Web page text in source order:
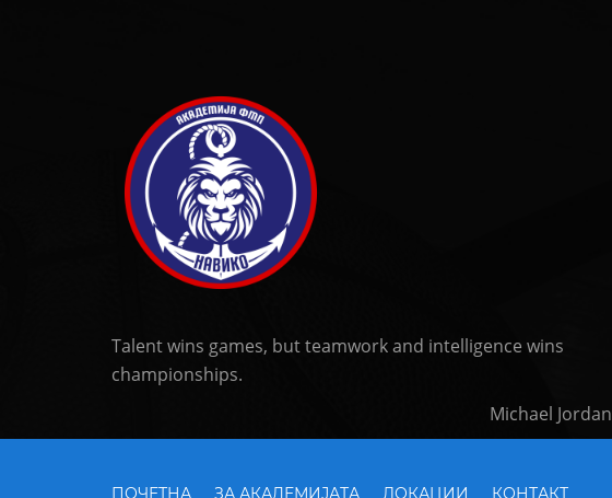
Talent wins games, but teamwork and intelligence wins
championships.
Michael Jordan
ПОЧЕТНА ЗА АКАДЕМИЈАТА ЛОКАЦИИ КОНТАКТ